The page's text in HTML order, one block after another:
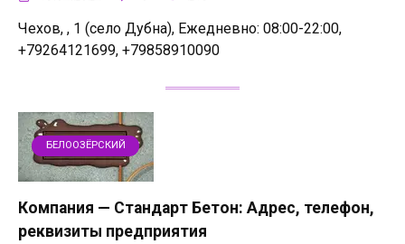
Чехов, , 1 (село Дубна), Ежедневно: 08:00-22:00,
+79264121699, +79858910090
БЕЛООЗЁРСКИЙ
Компания — Стандарт Бетон: Адрес, телефон,
реквизиты предприятия